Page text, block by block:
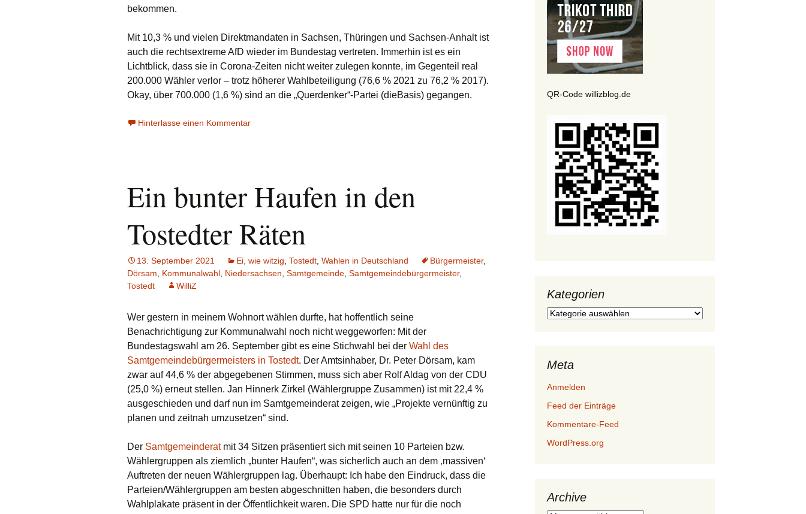
bekommen.
Mit 10,3 % und vielen Direktmandaten in Sachsen, Thüringen und Sachsen-Anhalt ist
auch die rechtsextreme AfD wieder im Bundestag vertreten. Immerhin ist es ein
Lichtblick, dass sie in Corona-Zeiten nicht weiter zulegen konnte, im Gegenteil real
200.000 Wähler verlor – trotz höherer Wahlbeteiligung (76,6 % 2021 zu 76,2 % 2017).
Okay, über 700.000 (1,6 %) sind an die „Querdenker“-Partei (dieBasis) gegangen.
Hinterlasse einen Kommentar
Ein bunter Haufen in den
Tostedter Räten
13. September 2021 Ei, wie witzig Tostedt Wahlen in Deutschland Bürgermeister,
Dörsam
Kommunalwahl Niedersachsen Samtgemeinde Samtgemeindebürgermeister,
Tostedt
WilliZ
Wer gestern in meinem Wohnort wählen durfte, hat hoffentlich seine
Benachrichtigung zur Kommunalwahl noch nicht weggeworfen: Mit der
Bundestagswahl am 26. September gibt es eine Stichwahl bei der Wahl des
Samtgemeindebürgermeisters in Tostedt. Der Amtsinhaber, Dr. Peter Dörsam, kam
zwar auf 44,6 % der abgegebenen Stimmen, muss sich aber Rolf Aldag von der CDU
(25,0 %) erneut stellen. Jan Hinnerk Zirkel (Wählergruppe Zusammen) ist mit 22,4 %
ausgeschieden und darf nun im Samtgemeinderat zeigen, wie „Projekte vernünftig zu
planen und zeitnah umzusetzen“ sind.
Der Samtgemeinderatmit 34 Sitzen präsentiert sich mit seinen 10 Parteien bzw.
Wählergruppen als ziemlich „bunter Haufen“, was sicherlich auch an dem ‚massiven‘
Auftreten der neuen Wählergruppen lag. Überhaupt: Ich habe den Eindruck, dass die
Parteien/Wählergruppen am besten abgeschnitten haben, die besonders durch
Wahlplakate präsent in der Öffentlichkeit waren. Die SPD hatte nur für die noch
QR-Code willizblog.de
Kategorien
Kategorien
Meta
Anmelden
Feed der Einträge
Kommentare-Feed
WordPress.org
Archive